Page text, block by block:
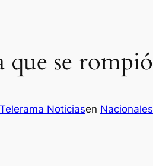
que se
Telerama Noticiasen Nacionales